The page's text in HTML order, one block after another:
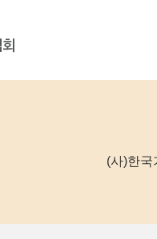
(사)한